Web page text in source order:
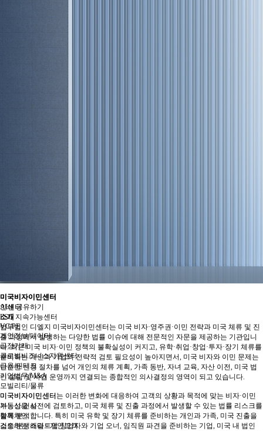
미국비자이민센터
AI센터
ESG 지속가능센터
VC/PE
개인정보/데이터
공정거래
글로벌비즈니스지원센터
금융/핀테크
기업법무/M&A
모빌리티/물류
미국비자이민센터
부동산/건설
블록체인
소송/분쟁해결 - 개인고객
미국비자이민센터
인쇄 공유하기
소개
법무법인 디엘지 미국비자이민센터는 미국 비자·영주권·이민 전략과 미국 체류 및 진
출 과정에서 발생하는 다양한 법률 이슈에 대해 전문적인 자문을 제공하는 기관입니
다. 최근 미국 비자·이민 정책의 불확실성이 커지고, 유학·취업·창업·투자·장기 체류를
준비하는 개인과 기업의 전략적 검토 필요성이 높아지면서, 미국 비자와 이민 문제는
단순한 신청 절차를 넘어 개인의 체류 계획, 가족 동반, 자녀 교육, 자산 이전, 미국 법
인 설립 및 사업 운영까지 연결되는 종합적인 의사결정의 영역이 되고 있습니다.
미국비자이민센터는 이러한 변화에 대응하여 고객의 상황과 목적에 맞는 비자·이민
가능성을 사전에 검토하고, 미국 체류 및 진출 과정에서 발생할 수 있는 법률 리스크를
함께 분석합니다. 특히 미국 유학 및 장기 체류를 준비하는 개인과 가족, 미국 진출을
검토하는 스타트업 창업자와 기업 오너, 임직원 파견을 준비하는 기업, 미국 내 법인